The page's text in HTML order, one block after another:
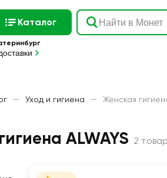
Каталог
— Уход и гигиена — Женская
ALWAYS 2